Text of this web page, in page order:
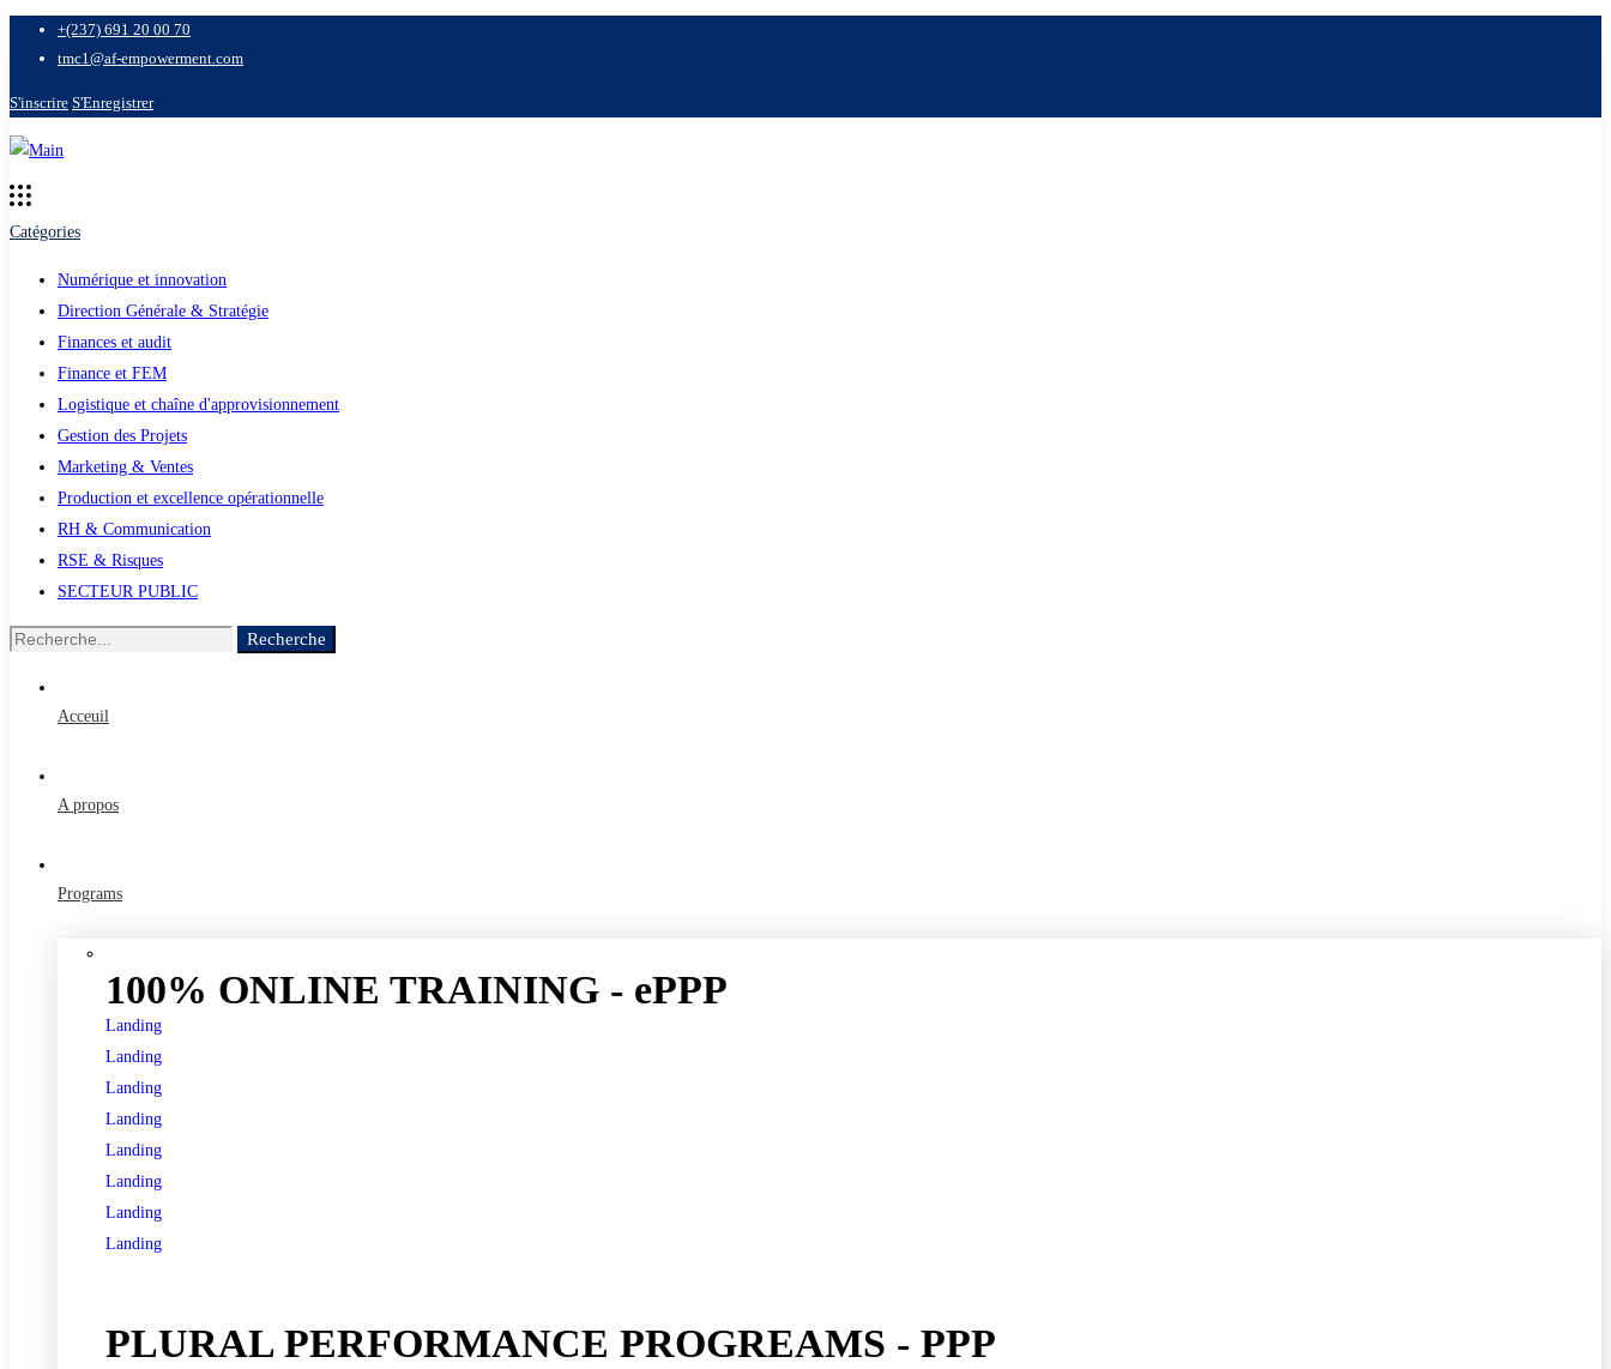
+(237) 691 20 00 70
tmc1@af-empowerment.com
S'inscrire S'Enregistrer
Catégories
Numérique et innovation
Direction Générale & Stratégie
Finances et audit
Finance et FEM
Logistique et chaîne d'approvisionnement
Gestion des Projets
Marketing & Ventes
Production et excellence opérationnelle
RH & Communication
RSE & Risques
SECTEUR PUBLIC
Recherche
Acceuil
A propos
Programs
100% ONLINE TRAINING - ePPP
Landing
Landing
Landing
Landing
Landing
Landing
Landing
Landing
PLURAL PERFORMANCE PROGREAMS - PPP